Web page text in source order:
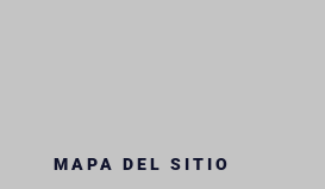
MAPA DEL SITIO